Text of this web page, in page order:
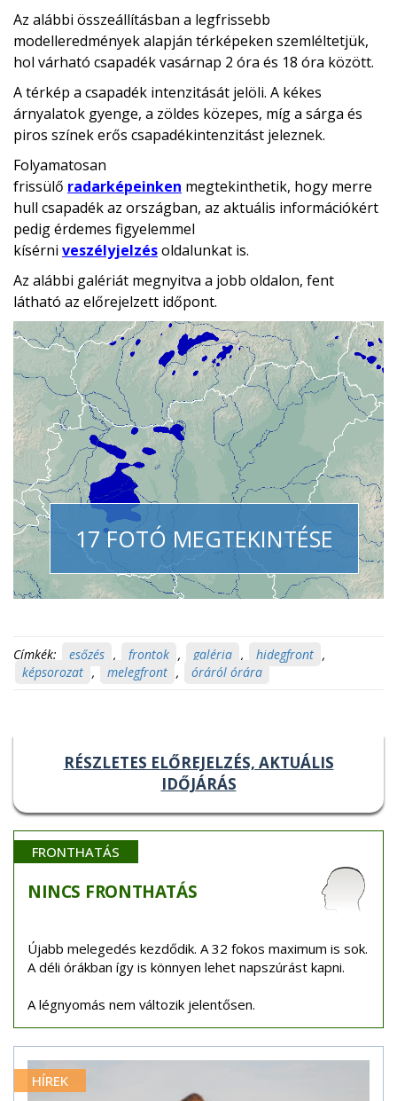
Az alábbi összeállításban a legfrissebb
modelleredmények alapján térképeken szemléltetjük,
hol várható csapadék vasárnap 2 óra és 18 óra között.
A térkép a csapadék intenzitását jelöli. A kékes
árnyalatok gyenge, a zöldes közepes, míg a sárga és
piros színek erős csapadékintenzitást jeleznek.
Folyamatosan
frissülő radarképeinken megtekinthetik, hogy merre
hull csapadék az országban, az aktuális információkért
pedig érdemes figyelemmel
kísérni veszélyjelzésoldalunkat is.
Az alábbi galériát megnyitva a jobb oldalon, fent
látható az előrejelzett időpont.
17 FOTÓ MEGTEKINTÉSE
Címkék: esőzés , frontok , galéria , hidegfront ,
képsorozat , melegfront , óráról órára
RÉSZLETES ELŐREJELZÉS, AKTUÁLIS
IDŐJÁRÁS
FRONTHATÁS
NINCS FRONTHATÁS
Újabb melegedés kezdődik. A 32 fokos maximum is sok.
A déli órákban így is könnyen lehet napszúrást kapni.
A légnyomás nem változik jelentősen.
HÍREK